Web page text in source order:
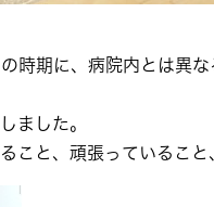
時期に、病院内とは異
ました。
こと、頑張っていること